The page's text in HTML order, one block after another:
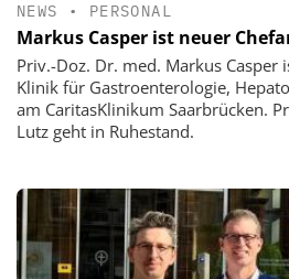
NEWS • PERSONAL
Markus Casper ist neuer
Priv.-Doz. Dr. med. Markus Casper
Klinik für Gastroenterologie,
am CaritasKlinikum Saarbrücken.
Lutz geht in Ruhestand.